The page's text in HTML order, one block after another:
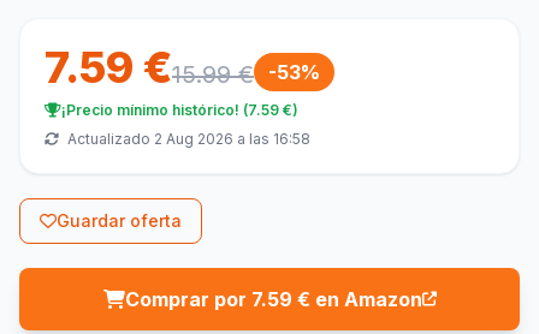
7.59 €15.99 € -53%
¡Precio mínimo histórico! (7.59 €)
Actualizado 2 Aug 2026 a las 16:58
Guardar oferta
Comprar por 7.59 € en Amazon